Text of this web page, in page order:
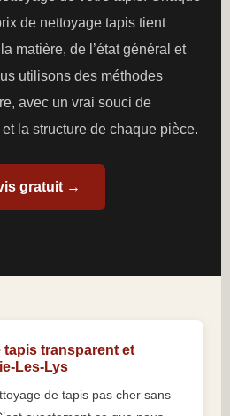
de nettoyage tapis tient
matière, de l’état général et
utilisons des méthodes
avec un vrai souci de
la structure de chaque pièce.
gratuit →
transparent et
Les-Lys
de tapis pas cher sans